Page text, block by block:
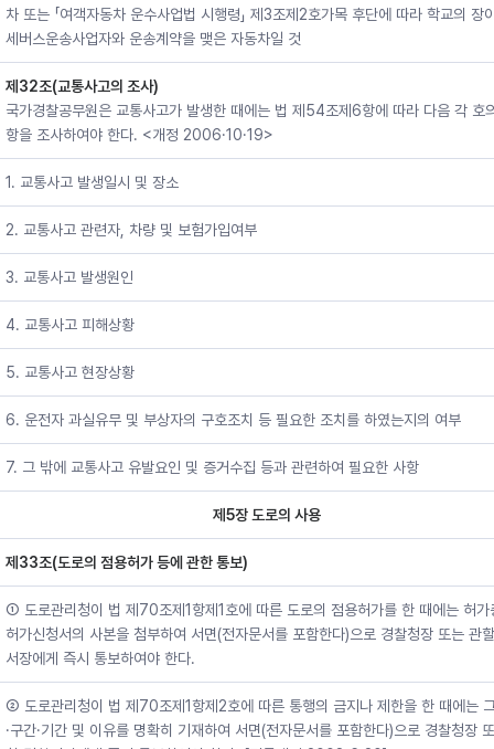
차 또는 「여객자동차 운수사업법 시행령」 제3조제2호가목 후단에 따라 학교의 장
세버스운송사업자와 운송계약을 맺은 자동차일 것
제32조(교통사고의 조사)
국가경찰공무원은 교통사고가 발생한 때에는 법 제54조제6항에 따라 다음 각 호
항을 조사하여야 한다. <개정 2006·10·19>
1. 교통사고 발생일시 및 장소
2. 교통사고 관련자, 차량 및 보험가입여부
3. 교통사고 발생원인
4. 교통사고 피해상황
5. 교통사고 현장상황
6. 운전자 과실유무 및 부상자의 구호조치 등 필요한 조치를 하였는지의 여부
7. 그 밖에 교통사고 유발요인 및 증거수집 등과 관련하여 필요한 사항
제5장 도로의 사용
제33조(도로의 점용허가 등에 관한 통보)
① 도로관리청이 법 제70조제1항제1호에 따른 도로의 점용허가를 한 때에는 허가
허가신청서의 사본을 첨부하여 서면(전자문서를 포함한다)으로 경찰청장 또는 관
서장에게 즉시 통보하여야 한다.
② 도로관리청이 법 제70조제1항제2호에 따른 통행의 금지나 제한을 한 때에는
·구간·기간 및 이유를 명확히 기재하여 서면(전자문서를 포함한다)으로 경찰청장